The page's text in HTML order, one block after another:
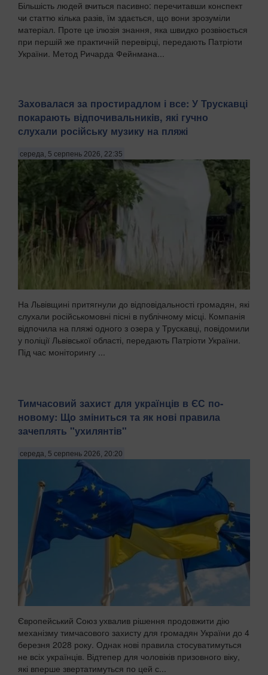
Більшість людей вчиться пасивно: перечитавши конспект
чи статтю кілька разів, їм здається, що вони зрозуміли
матеріал. Проте це ілюзія знання, яка швидко розвіюється
при першій же практичній перевірці, передають Патріоти
України. Метод Ричарда Фейнмана...
Заховалася за простирадлом і все: У Трускавці
покарають відпочивальників, які гучно
слухали російську музику на пляжі
середа, 5 серпень 2026, 22:35
На Львівщині притягнули до відповідальності громадян, які
слухали російськомовні пісні в публічному місці. Компанія
відпочила на пляжі одного з озера у Трускавці, повідомили
у поліції Львівської області, передають Патріоти України.
Під час моніторингу ...
Тимчасовий захист для українців в ЄС по-
новому: Що зміниться та як нові правила
зачеплять "ухилянтів"
середа, 5 серпень 2026, 20:20
Європейський Союз ухвалив рішення продовжити дію
механізму тимчасового захисту для громадян України до 4
березня 2028 року. Однак нові правила стосуватимуться
не всіх українців. Відтепер для чоловіків призовного віку,
які вперше звертатимуться по цей с...